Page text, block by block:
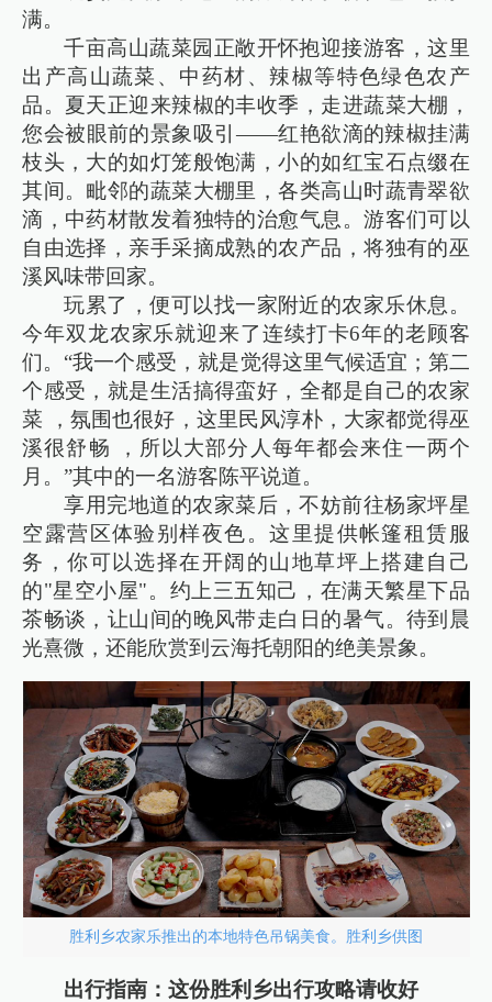
满。
千亩高山蔬菜园正敞开怀抱迎接游客，这里
出产高山蔬菜、中药材、辣椒等特色绿色农产
品。夏天正迎来辣椒的丰收季，走进蔬菜大棚，
您会被眼前的景象吸引——红艳欲滴的辣椒挂满
枝头，大的如灯笼般饱满，小的如红宝石点缀在
其间。毗邻的蔬菜大棚里，各类高山时蔬青翠欲
滴，中药材散发着独特的治愈气息。游客们可以
自由选择，亲手采摘成熟的农产品，将独有的巫
溪风味带回家。
玩累了，便可以找一家附近的农家乐休息。
今年双龙农家乐就迎来了连续打卡6年的老顾客
们。“我一个感受，就是觉得这里气候适宜；第二
个感受，就是生活搞得蛮好，全都是自己的农家
菜 ，氛围也很好，这里民风淳朴，大家都觉得巫
溪很舒畅 ，所以大部分人每年都会来住一两个
月。”其中的一名游客陈平说道。
享用完地道的农家菜后，不妨前往杨家坪星
空露营区体验别样夜色。这里提供帐篷租赁服
务，你可以选择在开阔的山地草坪上搭建自己
的"星空小屋"。约上三五知己，在满天繁星下品
茶畅谈，让山间的晚风带走白日的暑气。待到晨
光熹微，还能欣赏到云海托朝阳的绝美景象。
胜利乡农家乐推出的本地特色吊锅美食。胜利乡供图
出行指南：这份胜利乡出行攻略请收好